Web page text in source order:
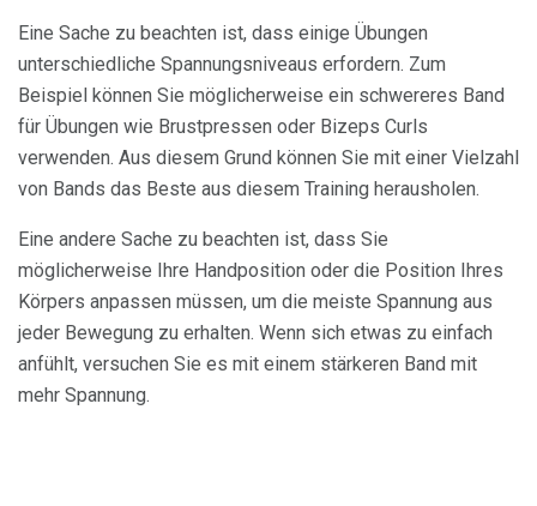
Eine Sache zu beachten ist, dass einige Übungen
unterschiedliche Spannungsniveaus erfordern. Zum
Beispiel können Sie möglicherweise ein schwereres Band
für Übungen wie Brustpressen oder Bizeps Curls
verwenden. Aus diesem Grund können Sie mit einer Vielzahl
von Bands das Beste aus diesem Training herausholen.
Eine andere Sache zu beachten ist, dass Sie
möglicherweise Ihre Handposition oder die Position Ihres
Körpers anpassen müssen, um die meiste Spannung aus
jeder Bewegung zu erhalten. Wenn sich etwas zu einfach
anfühlt, versuchen Sie es mit einem stärkeren Band mit
mehr Spannung.